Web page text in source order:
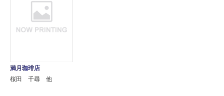
満月珈琲店
桜田 千尋 他